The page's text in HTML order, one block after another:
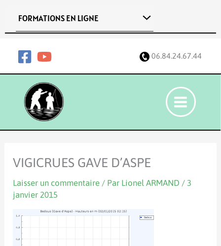
FORMATIONS EN LIGNE
06.84.24.67.44
VIGICRUES GAVE D’ASPE
Laisser un commentaire / Par Lionel ARMAND / 3
janvier 2015